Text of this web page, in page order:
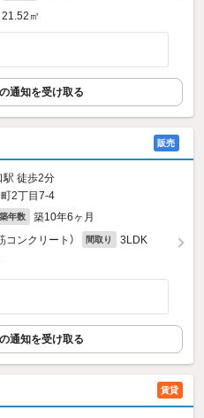
㎡
通知を受け取る
販売
駅 徒歩2分
2丁目7-4
築年数 築10年6ヶ月
コンクリート） 間取り 3LDK
通知を受け取る
賃貸